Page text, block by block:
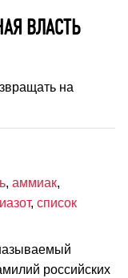
ВЛАСТЬ
на
, аммиак,
, список
российских